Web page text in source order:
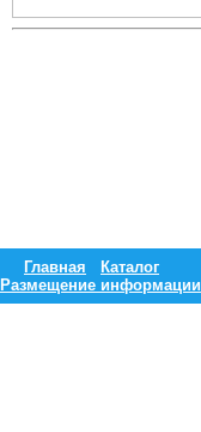
Главная
Каталог
Размещение информации